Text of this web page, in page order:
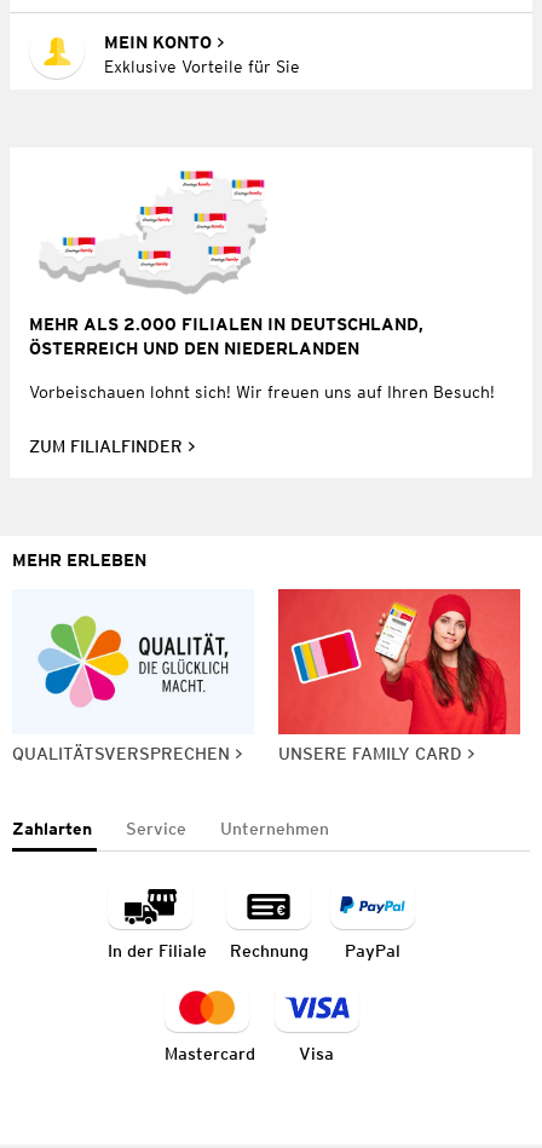
MEIN KONTO
Exklusive Vorteile für Sie
MEHR ALS 2.000 FILIALEN IN DEUTSCHLAND,
ÖSTERREICH UND DEN NIEDERLANDEN
Vorbeischauen lohnt sich! Wir freuen uns auf Ihren Besuch!
ZUM FILIALFINDER
MEHR ERLEBEN
QUALITÄTSVERSPRECHEN UNSERE FAMILY CARD
Zahlarten Service Unternehmen
In der Filiale Rechnung PayPal
Mastercard Visa